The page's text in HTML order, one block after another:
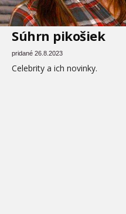
Súhrn pikošiek
pridané 26.8.2023
Celebrity a ich novinky.